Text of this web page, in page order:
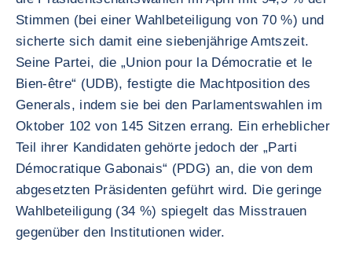
Stimmen (bei einer Wahlbeteiligung von 70 %) und
sicherte sich damit eine siebenjährige Amtszeit.
Seine Partei, die „Union pour la Démocratie et le
Bien-être“ (UDB), festigte die Machtposition des
Generals, indem sie bei den Parlamentswahlen im
Oktober 102 von 145 Sitzen errang. Ein erheblicher
Teil ihrer Kandidaten gehörte jedoch der „Parti
Démocratique Gabonais“ (PDG) an, die von dem
abgesetzten Präsidenten geführt wird. Die geringe
Wahlbeteiligung (34 %) spiegelt das Misstrauen
gegenüber den Institutionen wider.